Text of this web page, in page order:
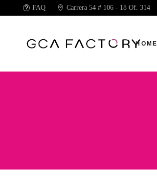
FAQ Carrera 54 # 106 - 18 Of. 314
HOME